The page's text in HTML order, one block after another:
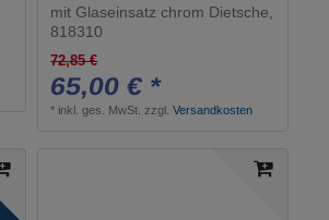
mit Glaseinsatz chrom Dietsche,
818310
72,85 €
65,00 € *
* inkl. ges. MwSt. zzgl.Versandkosten